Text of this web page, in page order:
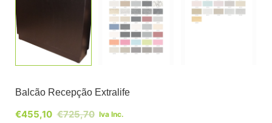
Balcão Recepção Extralife
€725,70
€455,10 Iva Inc.